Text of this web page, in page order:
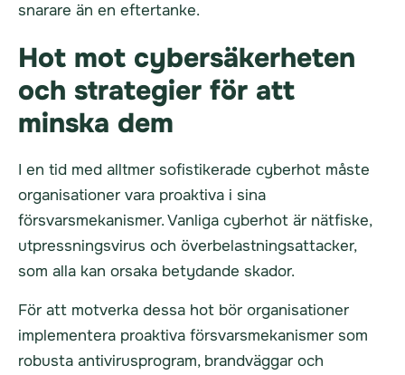
snarare än en eftertanke.
Hot mot cybersäkerheten
och strategier för att
minska dem
I en tid med alltmer sofistikerade cyberhot måste
organisationer vara proaktiva i sina
försvarsmekanismer. Vanliga cyberhot är nätfiske,
utpressningsvirus och överbelastningsattacker,
som alla kan orsaka betydande skador.
För att motverka dessa hot bör organisationer
implementera proaktiva försvarsmekanismer som
robusta antivirusprogram, brandväggar och